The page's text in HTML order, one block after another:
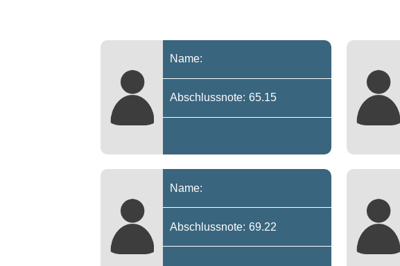
Name:
Abschlussnote: 65.15
Name:
Abschlussnote: 69.22